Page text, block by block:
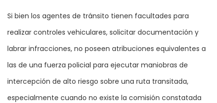
Si bien los agentes de tránsito tienen facultades para
realizar controles vehiculares, solicitar documentación y
labrar infracciones, no poseen atribuciones equivalentes a
las de una fuerza policial para ejecutar maniobras de
intercepción de alto riesgo sobre una ruta transitada,
especialmente cuando no existe la comisión constatada